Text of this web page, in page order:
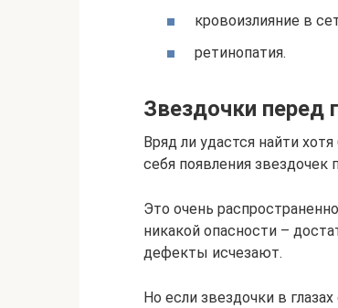
кровоизлияние в
ретинопатия.
Звездочки перед
Вряд ли удастся найти
себя появления звездочек
Это очень
никакой опасности –
дефекты исчезают.
Но если звездочки в